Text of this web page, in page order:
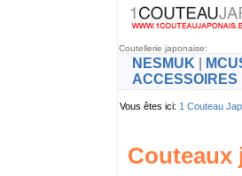
Coutellerie japonaise:
NESMUK
ACCESSOIRES
Vous êtes ici: 1 Couteau
Couteaux